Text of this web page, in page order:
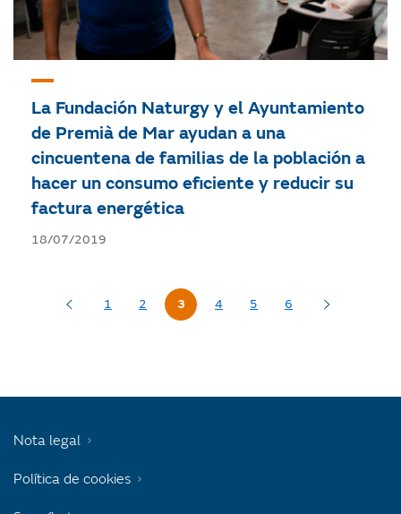
La Fundación Naturgy y el Ayuntamiento
de Premià de Mar ayudan a una
cincuentena de familias de la población a
hacer un consumo eficiente y reducir su
factura energética
18/07/2019
1 2 3 4 5 6
Nota legal
Política de cookies